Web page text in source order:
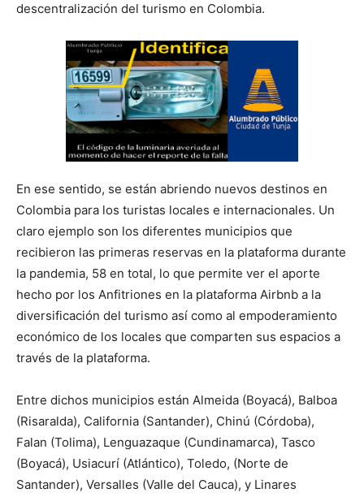
descentralización del turismo en Colombia.
En ese sentido, se están abriendo nuevos destinos en
Colombia para los turistas locales e internacionales. Un
claro ejemplo son los diferentes municipios que
recibieron las primeras reservas en la plataforma durante
la pandemia, 58 en total, lo que permite ver el aporte
hecho por los Anfitriones en la plataforma Airbnb a la
diversificación del turismo así como al empoderamiento
económico de los locales que comparten sus espacios a
través de la plataforma.
Entre dichos municipios están Almeida (Boyacá), Balboa
(Risaralda), California (Santander), Chinú (Córdoba),
Falan (Tolima), Lenguazaque (Cundinamarca), Tasco
(Boyacá), Usiacurí (Atlántico), Toledo, (Norte de
Santander), Versalles (Valle del Cauca), y Linares